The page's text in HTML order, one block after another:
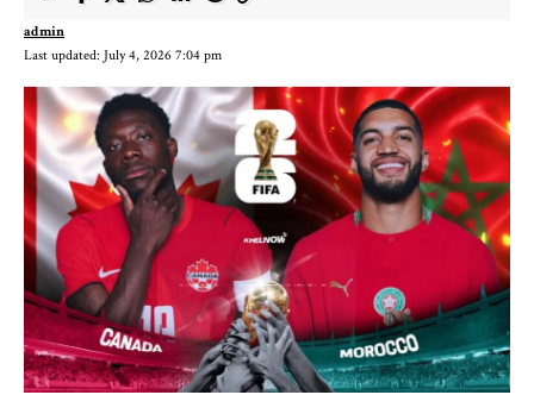
Last updated: July 4, 2026 7:04 pm
admin